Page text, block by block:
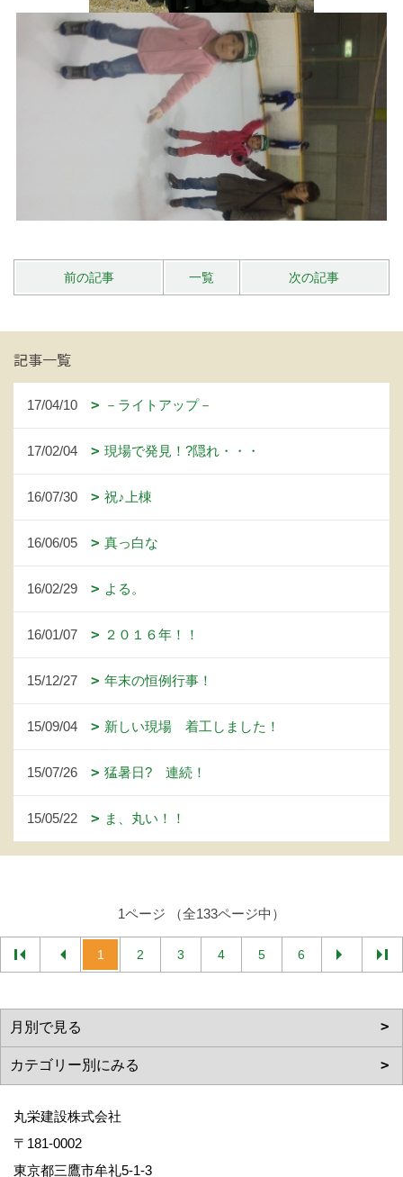
前の記事 一覧 次の記事
記事一覧
17/04/10 －ライトアップ－
17/02/04 現場で発見！?隠れ・・・
16/07/30 祝♪上棟
16/06/05 真っ白な
16/02/29 よる。
16/01/07 ２０１６年！！
15/12/27 年末の恒例行事！
15/09/04 新しい現場 着工しました！
15/07/26 猛暑日? 連続！
15/05/22 ま、丸い！！
1ページ （全133ページ中）
1 2 3 4 5 6
丸栄建設株式会社
〒181-0002
東京都三鷹市牟礼5-1-3